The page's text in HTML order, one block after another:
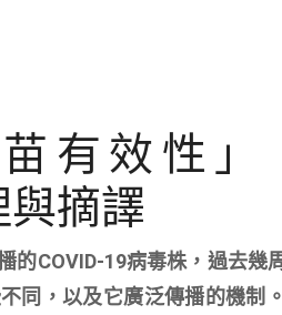
有效性」
與摘譯
COVID-19病毒株，過去幾
同，以及它廣泛傳播的機制